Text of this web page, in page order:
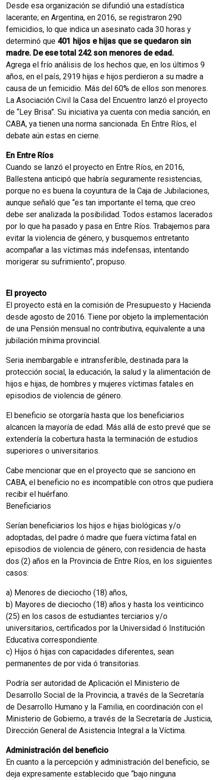
Desde esa organización se difundió una estadística
lacerante; en Argentina, en 2016, se registraron 290
femicidios, lo que indica un asesinato cada 30 horas y
determinó que 401 hijos e hijas que se quedaron sin
madre. De ese total 242 son menores de edad.
Agrega el frío análisis de los hechos que, en los últimos 9
años, en el país, 2919 hijas e hijos perdieron a su madre a
causa de un femicidio. Más del 60% de ellos son menores.
La Asociación Civil la Casa del Encuentro lanzó el proyecto
de “Ley Brisa”. Su iniciativa ya cuenta con media sanción, en
CABA, ya tienen una norma sancionada. En Entre Ríos, el
debate aún estas en cierne.
En Entre Ríos
Cuando se lanzó el proyecto en Entre Ríos, en 2016,
Ballestena anticipó que habría seguramente resistencias,
porque no es buena la coyuntura de la Caja de Jubilaciones,
aunque señaló que “es tan importante el tema, que creo
debe ser analizada la posibilidad. Todos estamos lacerados
por lo que ha pasado y pasa en Entre Ríos. Trabajemos para
evitar la violencia de género, y busquemos entretanto
acompañar a las víctimas más indefensas, intentando
morigerar su sufrimiento”, propuso.
El proyecto
El proyecto está en la comisión de Presupuesto y Hacienda
desde agosto de 2016. Tiene por objeto la implementación
de una Pensión mensual no contributiva, equivalente a una
jubilación mínima provincial.
Seria inembargable e intransferible, destinada para la
protección social, la educación, la salud y la alimentación de
hijos e hijas, de hombres y mujeres víctimas fatales en
episodios de violencia de género.
El beneficio se otorgaría hasta que los beneficiarios
alcancen la mayoría de edad. Más allá de esto prevé que se
extendería la cobertura hasta la terminación de estudios
superiores o universitarios.
Cabe mencionar que en el proyecto que se sanciono en
CABA, el beneficio no es incompatible con otros que pudiera
recibir el huérfano.
Beneficiarios
Serían beneficiarios los hijos e hijas biológicas y/o
adoptadas, del padre ó madre que fuera víctima fatal en
episodios de violencia de género, con residencia de hasta
dos (2) años en la Provincia de Entre Ríos, en los siguientes
casos:
a) Menores de dieciocho (18) años,
b) Mayores de dieciocho (18) años y hasta los veinticinco
(25) en los casos de estudiantes terciarios y/o
universitarios, certificados por la Universidad ó Institución
Educativa correspondiente.
c) Hijos ó hijas con capacidades diferentes, sean
permanentes de por vida ó transitorias.
Podría ser autoridad de Aplicación el Ministerio de
Desarrollo Social de la Provincia, a través de la Secretaría
de Desarrollo Humano y la Familia, en coordinación con el
Ministerio de Gobierno, a través de la Secretaría de Justicia,
Dirección General de Asistencia Integral a la Víctima.
Administración del beneficio
En cuanto a la percepción y administración del beneficio, se
deja expresamente establecido que “bajo ninguna